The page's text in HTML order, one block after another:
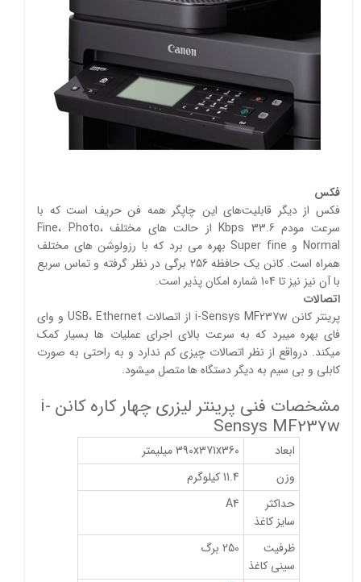
فکس
فکس از دیگر قابلیت‌های این چاپگر همه ‌فن ‌حریف است که با
سرعت مودم Kbps 33.6 از حالت‌ های مختلف Fine، Photo،
Normal و Super fine بهره می ‌برد که با رزولوشن های مختلف
همراه است. کانن یک حافظه 256 برگی در نظر گرفته و تماس سریع
با آن نیز نیز تا 104 شماره امکان ‌پذیر است.
اتصالات
پرینتر کانن i-Sensys MF237w از اتصالات USB، Ethernet و وای
فای بهره میبرد که به سرعت بالای اجرای عملیات‌ ها بسیار کمک
میکند. درواقع از نظر اتصالات چیزی کم ندارد و به راحتی به صورت
کابلی و بی سیم به دیگر دستگاه ها متصل میشود.
مشخصات فنی پرینتر لیزری چهار کاره کانن i-
Sensys MF237w
ابعاد
390x371x360 میلیمتر
وزن
11.4 کیلوگرم
حداکثر
سایز کاغذ
A4
ظرفیت
سینی کاغذ
250 برگ